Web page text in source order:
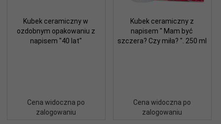
Kubek ceramiczny w
ozdobnym opakowaniu z
napisem "40 lat"
Cena widoczna po
zalogowaniu
Kubek ceramiczny z
napisem " Mam być
szczera? Czy miła? ". 250 ml
Cena widoczna po
zalogowaniu